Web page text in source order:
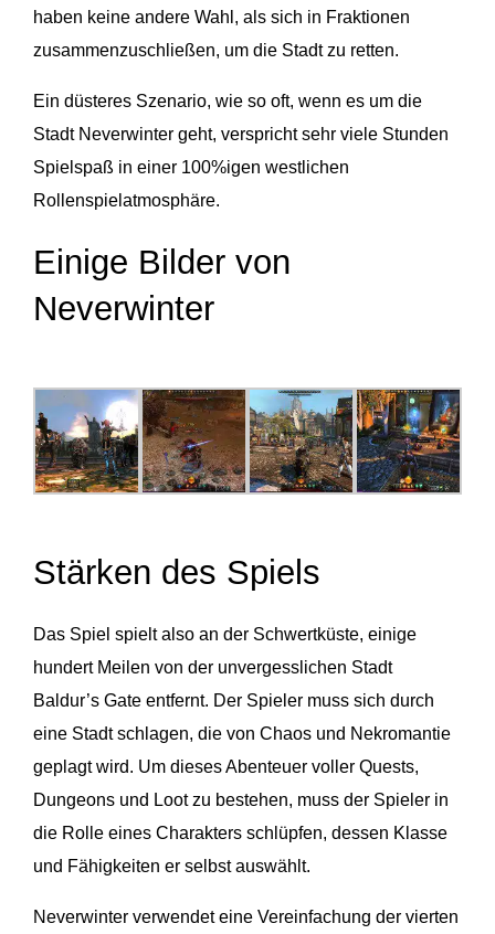
haben keine andere Wahl, als sich in Fraktionen
zusammenzuschließen, um die Stadt zu retten.
Ein düsteres Szenario, wie so oft, wenn es um die
Stadt Neverwinter geht, verspricht sehr viele Stunden
Spielspaß in einer 100%igen westlichen
Rollenspielatmosphäre.
Einige Bilder von
Neverwinter
Stärken des Spiels
Das Spiel spielt also an der Schwertküste, einige
hundert Meilen von der unvergesslichen Stadt
Baldur’s Gate entfernt. Der Spieler muss sich durch
eine Stadt schlagen, die von Chaos und Nekromantie
geplagt wird. Um dieses Abenteuer voller Quests,
Dungeons und Loot zu bestehen, muss der Spieler in
die Rolle eines Charakters schlüpfen, dessen Klasse
und Fähigkeiten er selbst auswählt.
Neverwinter verwendet eine Vereinfachung der vierten